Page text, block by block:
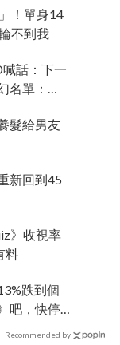
！單身14
不到我
話：下一
名單：
髮給男友
新回到45
》收視率
料
跌到個
吧，快停
Recommended by